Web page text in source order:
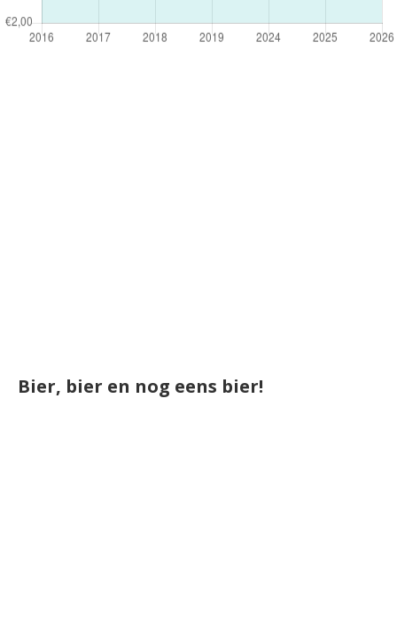
Bier, bier en nog eens bier!